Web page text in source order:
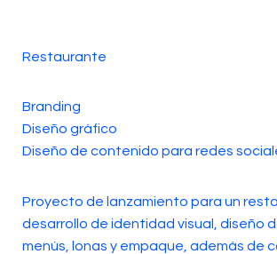
Restaurante
Branding
Diseño gráfico
Diseño de contenido para redes
Proyecto de lanzamiento para un
desarrollo de identidad visual, diseño
menús, lonas y empaque, además de